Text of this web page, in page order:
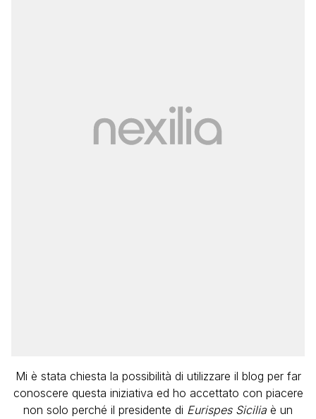
Mi è stata chiesta la possibilità di utilizzare il blog per far
conoscere questa iniziativa ed ho accettato con piacere
non solo perché il presidente di Eurispes Sicilia è un